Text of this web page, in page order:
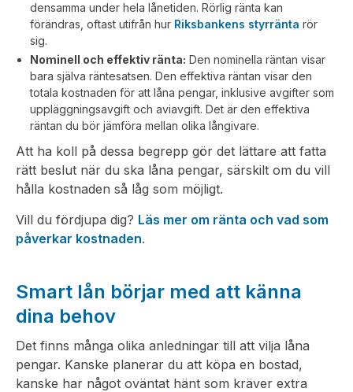
densamma under hela lånetiden. Rörlig ränta kan
förändras, oftast utifrån hur Riksbankens styrränta rör
sig.
Nominell och effektiv ränta: Den nominella räntan visar
bara själva räntesatsen. Den effektiva räntan visar den
totala kostnaden för att låna pengar, inklusive avgifter som
uppläggningsavgift och aviavgift. Det är den effektiva
räntan du bör jämföra mellan olika långivare.
Att ha koll på dessa begrepp gör det lättare att fatta
rätt beslut när du ska låna pengar, särskilt om du vill
hålla kostnaden så låg som möjligt.
Vill du fördjupa dig? Läs mer om ränta och vad som
påverkar kostnaden.
Smart lån börjar med att känna
dina behov
Det finns många olika anledningar till att vilja låna
pengar. Kanske planerar du att köpa en bostad,
kanske har något oväntat hänt som kräver extra